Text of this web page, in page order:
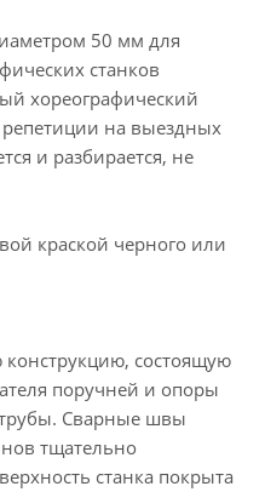
50 мм для
станков
хореографический
репетиции на выездных
и разбирается, не
краской черного или
конструкцию, состоящую
поручней и опоры
Сварные швы
тщательно
станка покрыта